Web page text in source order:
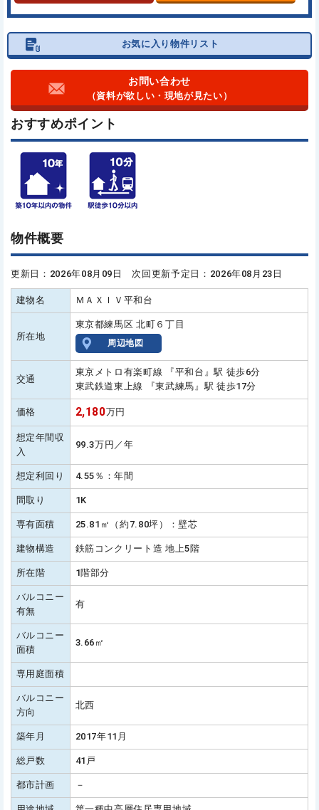
お気に入り物件リスト
お問い合わせ
（資料が欲しい・現地が見たい）
おすすめポイント
物件概要
更新日：2026年08月09日 次回更新予定日：2026年08月23日
建物名 ＭＡＸＩＶ平和台
所在地
東京都練馬区 北町６丁目
周辺地図
交通
東京メトロ有楽町線 『平和台』駅 徒歩6分
東武鉄道東上線 『東武練馬』駅 徒歩17分
価格 2,180万円
想定年間収
入
99.3万円／年
想定利回り 4.55％：年間
間取り 1K
専有面積 25.81㎡（約7.80坪）：壁芯
建物構造 鉄筋コンクリート造 地上5階
所在階 1階部分
バルコニー
有無
有
バルコニー
面積
3.66㎡
専用庭面積
バルコニー
方向
北西
築年月 2017年11月
総戸数 41戸
都市計画 －